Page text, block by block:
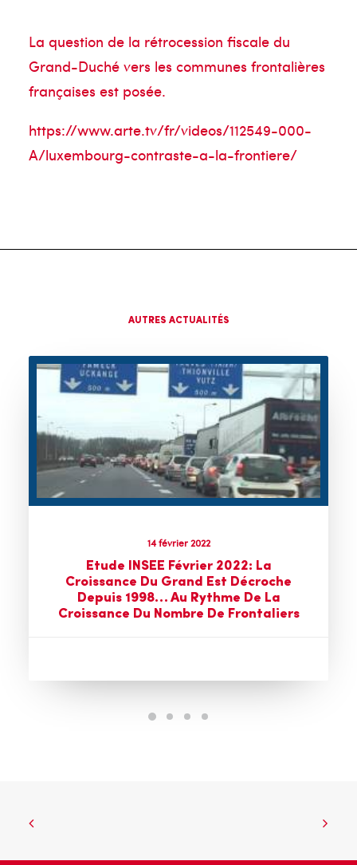
La question de la rétrocession fiscale du
Grand-Duché vers les communes frontalières
françaises est posée.
https://www.arte.tv/fr/videos/112549-000-
A/luxembourg-contraste-a-la-frontiere/
AUTRES ACTUALITÉS
14 février 2022
Etude INSEE Février 2022: La
Croissance Du Grand Est Décroche
Depuis 1998… Au Rythme De La
Croissance Du Nombre De Frontaliers